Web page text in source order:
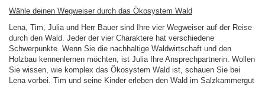
Wähle deinen Wegweiser durch das Ökosystem Wald
Lena, Tim, Julia und Herr Bauer sind Ihre vier Wegweiser auf der Reise
durch den Wald. Jeder der vier Charaktere hat verschiedene
Schwerpunkte. Wenn Sie die nachhaltige Waldwirtschaft und den
Holzbau kennenlernen möchten, ist Julia Ihre Ansprechpartnerin. Wollen
Sie wissen, wie komplex das Ökosystem Wald ist, schauen Sie bei
Lena vorbei. Tim und seine Kinder erleben den Wald im Salzkammergut